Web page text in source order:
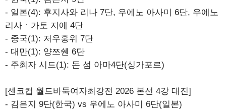
- 일본(4): 후지사와 리나 7단, 우에노 아사미 6단, 우에노
리사ㆍ가토 지에 4단
- 중국(1): 저우훙위 7단
- 대만(1): 양쯔쉔 6단
- 주최자 시드(1): 돈 섬 아마4단(싱가포르)
[센코컵 월드바둑여자최강전 2026 본선 4강 대진]
- 김은지 9단(한국) vs 우에노 아사미 6단(일본)